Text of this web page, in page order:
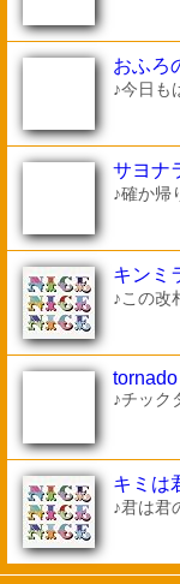
おふろ
♪今日も
サヨナ
♪確か帰
キンミ
♪この改
♪チック
キミは
♪君は君